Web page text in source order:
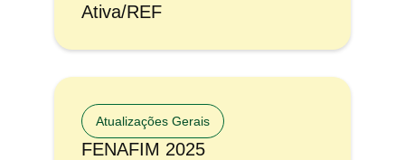
Ativa/REF
Atualizações Gerais
FENAFIM 2025